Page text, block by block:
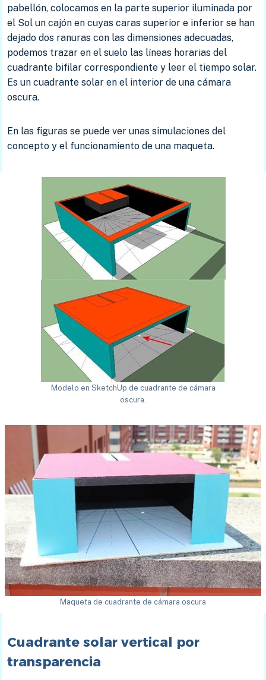
pabellón, colocamos en la parte superior iluminada por
el Sol un cajón en cuyas caras superior e inferior se han
dejado dos ranuras con las dimensiones adecuadas,
podemos trazar en el suelo las líneas horarias del
cuadrante bifilar correspondiente y leer el tiempo solar.
Es un cuadrante solar en el interior de una cámara
oscura.
En las figuras se puede ver unas simulaciones del
concepto y el funcionamiento de una maqueta.
Modelo en SketchUp de cuadrante de cámara
oscura.
Maqueta de cuadrante de cámara oscura
Cuadrante solar vertical por
transparencia